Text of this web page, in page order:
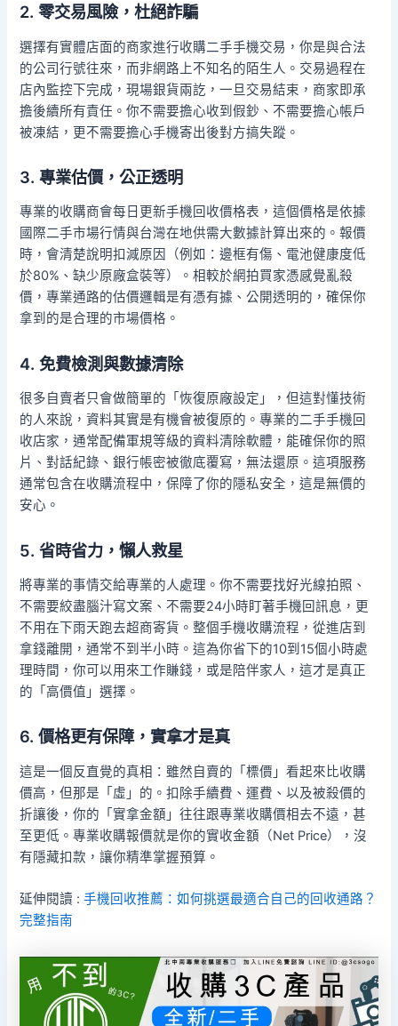
2. 零交易風險，杜絕詐騙
選擇有實體店面的商家進行收購二手手機交易，你是與合法
的公司行號往來，而非網路上不知名的陌生人。交易過程在
店內監控下完成，現場銀貨兩訖，一旦交易結束，商家即承
擔後續所有責任。你不需要擔心收到假鈔、不需要擔心帳戶
被凍結，更不需要擔心手機寄出後對方搞失蹤。
3. 專業估價，公正透明
專業的收購商會每日更新手機回收價格表，這個價格是依據
國際二手市場行情與台灣在地供需大數據計算出來的。報價
時，會清楚說明扣減原因（例如：邊框有傷、電池健康度低
於80%、缺少原廠盒裝等）。相較於網拍買家憑感覺亂殺
價，專業通路的估價邏輯是有憑有據、公開透明的，確保你
拿到的是合理的市場價格。
4. 免費檢測與數據清除
很多自賣者只會做簡單的「恢復原廠設定」，但這對懂技術
的人來說，資料其實是有機會被復原的。專業的二手手機回
收店家，通常配備軍規等級的資料清除軟體，能確保你的照
片、對話紀錄、銀行帳密被徹底覆寫，無法還原。這項服務
通常包含在收購流程中，保障了你的隱私安全，這是無價的
安心。
5. 省時省力，懶人救星
將專業的事情交給專業的人處理。你不需要找好光線拍照、
不需要絞盡腦汁寫文案、不需要24小時盯著手機回訊息，更
不用在下雨天跑去超商寄貨。整個手機收購流程，從進店到
拿錢離開，通常不到半小時。這為你省下的10到15個小時處
理時間，你可以用來工作賺錢，或是陪伴家人，這才是真正
的「高價值」選擇。
6. 價格更有保障，實拿才是真
這是一個反直覺的真相：雖然自賣的「標價」看起來比收購
價高，但那是「虛」的。扣除手續費、運費、以及被殺價的
折讓後，你的「實拿金額」往往跟專業收購價相去不遠，甚
至更低。專業收購報價就是你的實收金額（Net Price），沒
有隱藏扣款，讓你精準掌握預算。
延伸閱讀 :手機回收推薦：如何挑選最適合自己的回收通路？
完整指南